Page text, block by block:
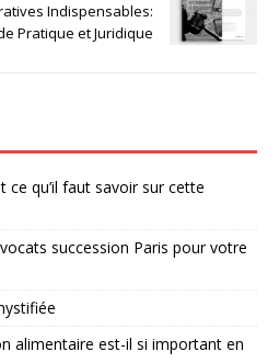
Indispensables:
Pratique et Juridique
qu’il faut savoir sur cette
succession Paris pour votre
alimentaire est-il si important en